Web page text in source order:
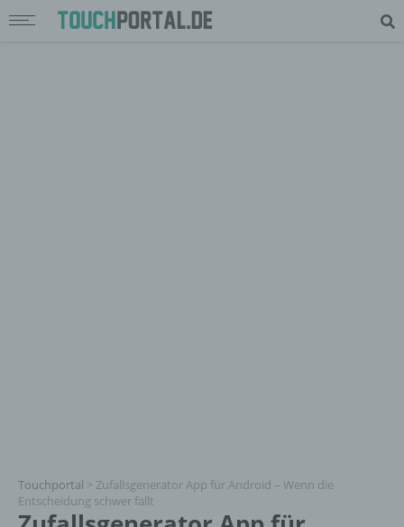
Touchportal > Zufallsgenerator App für Android – Wenn die
Entscheidung schwer fällt